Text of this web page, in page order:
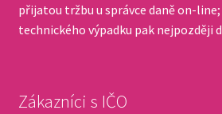
přijatou tržbu u správce daně on-
technického výpadku pak nejpozději
Zákazníci s IČO